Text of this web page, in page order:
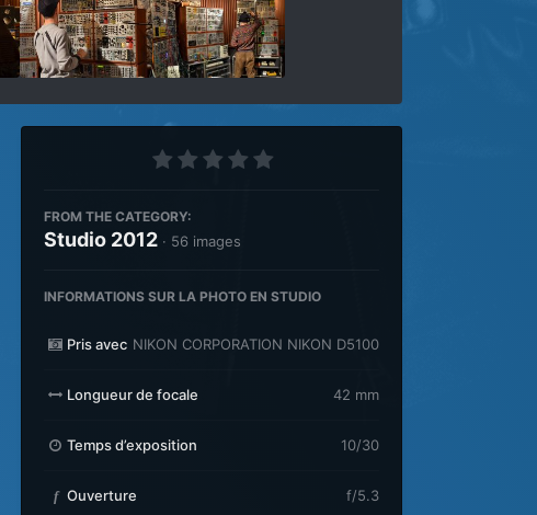
FROM THE CATEGORY:
Studio 2012 · 56 images
INFORMATIONS SUR LA PHOTO EN STUDIO
Pris avec NIKON CORPORATION NIKON D5100
Longueur de focale 42 mm
Temps d’exposition 10/30
f Ouverture f/5.3